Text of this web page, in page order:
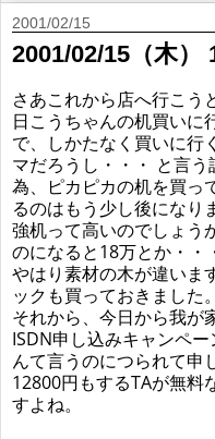
2001/02/15
2001/02/15（木）
さあこれから店へ行こう
日こうちゃんの机買いに
で、しかたなく買いに行
マだろうし・・・ と言
為、ピカピカの机を買っ
るのはもう少し後になり
強机って高いのでしょう
のになると18万とか・・
やはり素材の木が違いま
ックも買っておきました
それから、今日から我が
ISDN申し込みキャンペ
んて言うのにつられて申
12800円もするTAが無料
すよね。